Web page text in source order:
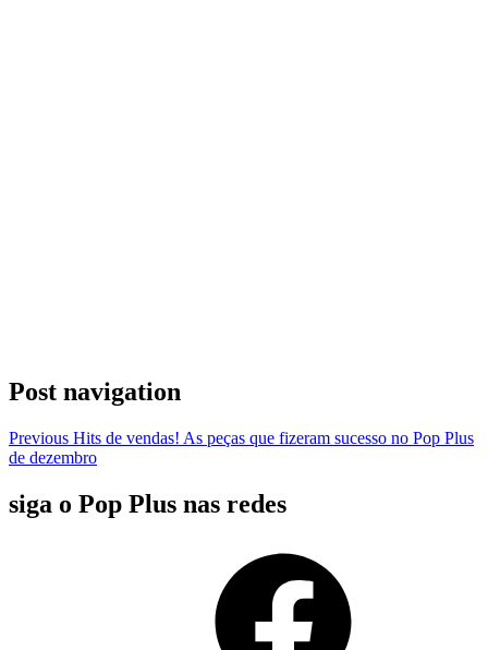
Post navigation
Previous Hits de vendas! As peças que fizeram sucesso no Pop Plus
de dezembro
siga o Pop Plus nas redes